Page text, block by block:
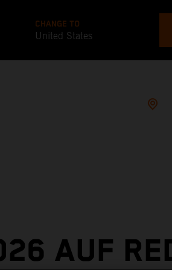
CHANGE TO
United States
AUF